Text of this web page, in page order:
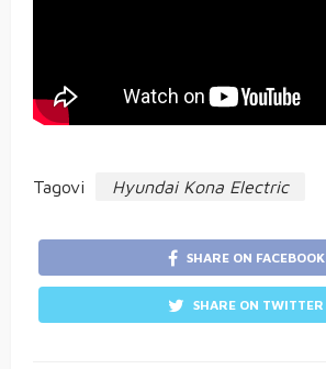
Tagovi Hyundai Kona Electric
SHARE ON FACEBOOK
SHARE ON TWITTER